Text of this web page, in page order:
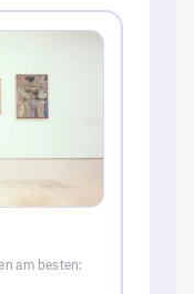
am besten: